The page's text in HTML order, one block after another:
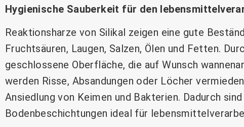
Hygienische Sauberkeit für den
Reaktionsharze von Silikal zeigen eine gute
Fruchtsäuren, Laugen, Salzen, Ölen und Fetten.
geschlossene Oberfläche, die auf Wunsch
werden Risse, Absandungen oder Löcher
Ansiedlung von Keimen und Bakterien. Dadurch
Bodenbeschichtungen ideal für